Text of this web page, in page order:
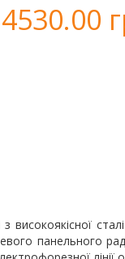
4530.00
високоякісної
панельного